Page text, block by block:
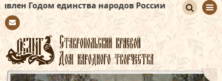
народов России
tact
иск